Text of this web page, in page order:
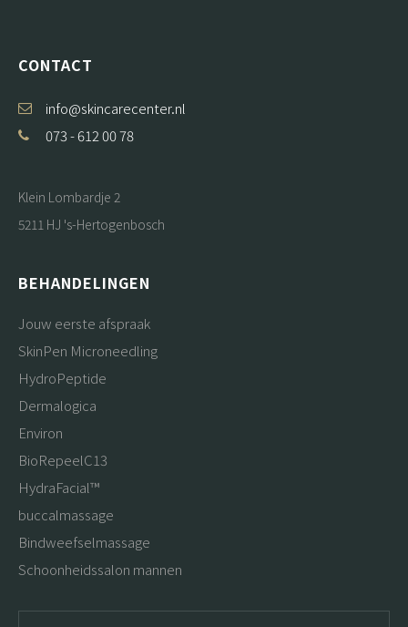
CONTACT
info@skincarecenter.nl
073 - 612 00 78
Klein Lombardje 2
5211 HJ 's-Hertogenbosch
BEHANDELINGEN
Jouw eerste afspraak
SkinPen Microneedling
HydroPeptide
Dermalogica
Environ
BioRepeelC13
HydraFacial™
buccalmassage
Bindweefselmassage
Schoonheidssalon mannen